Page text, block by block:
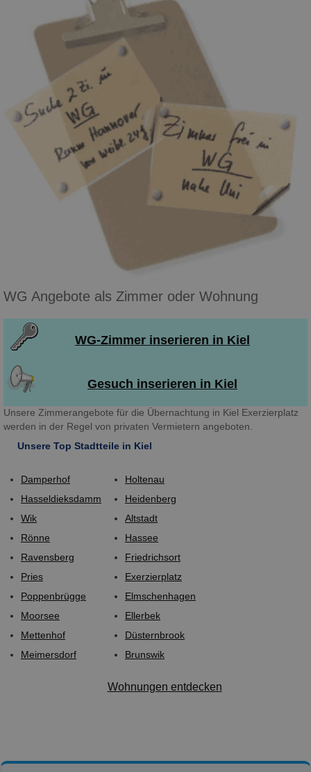
WG Angebote als Zimmer oder Wohnung
WG-Zimmer inserieren in Kiel
Gesuch inserieren in Kiel
Unsere Zimmerangebote für die Übernachtung in Kiel Exerzierplatz
werden in der Regel von privaten Vermietern angeboten.
Unsere Top Stadtteile in Kiel
Damperhof
Hasseldieksdamm
Wik
Rönne
Ravensberg
Pries
Poppenbrügge
Moorsee
Mettenhof
Meimersdorf
Holtenau
Heidenberg
Altstadt
Hassee
Friedrichsort
Exerzierplatz
Elmschenhagen
Ellerbek
Düsternbrook
Brunswik
Wohnungen entdecken